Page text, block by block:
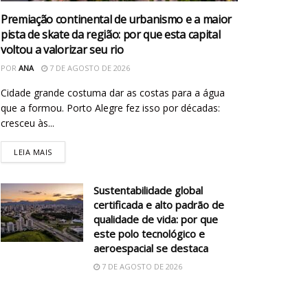
Premiação continental de urbanismo e a maior
pista de skate da região: por que esta capital
voltou a valorizar seu rio
POR ANA 7 DE AGOSTO DE 2026
Cidade grande costuma dar as costas para a água
que a formou. Porto Alegre fez isso por décadas:
cresceu às...
LEIA MAIS
Sustentabilidade global
certificada e alto padrão de
qualidade de vida: por que
este polo tecnológico e
aeroespacial se destaca
7 DE AGOSTO DE 2026